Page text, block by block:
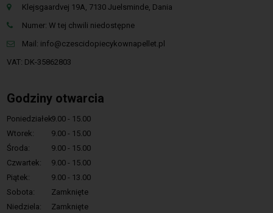
Klejsgaardvej 19A, 7130 Juelsminde, Dania
Numer: W tej chwili niedostępne
Mail: info@czescidopiecykownapellet.pl
VAT: DK-35862803
Godziny otwarcia
Poniedziałek:9.00 - 15.00
Wtorek:
9.00 - 15.00
Środa:
9.00 - 15.00
Czwartek:
9.00 - 15.00
Piątek:
9.00 - 13.00
Sobota:
Zamknięte
Niedziela:
Zamknięte